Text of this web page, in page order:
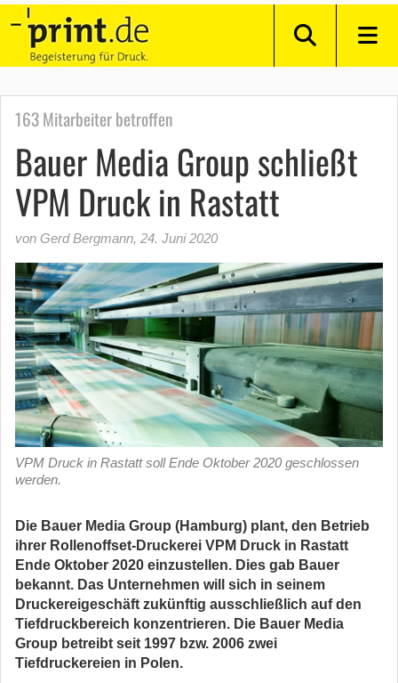
163 Mitarbeiter betroffen
Bauer Media Group schließt
VPM Druck in Rastatt
von Gerd Bergmann, 24. Juni 2020
VPM Druck in Rastatt soll Ende Oktober 2020 geschlossen
werden.
Die Bauer Media Group (Hamburg) plant, den Betrieb
ihrer Rollenoffset-Druckerei VPM Druck in Rastatt
Ende Oktober 2020 einzustellen. Dies gab Bauer
bekannt. Das Unternehmen will sich in seinem
Druckereigeschäft zukünftig ausschließlich auf den
Tiefdruckbereich konzentrieren. Die Bauer Media
Group betreibt seit 1997 bzw. 2006 zwei
Tiefdruckereien in Polen.